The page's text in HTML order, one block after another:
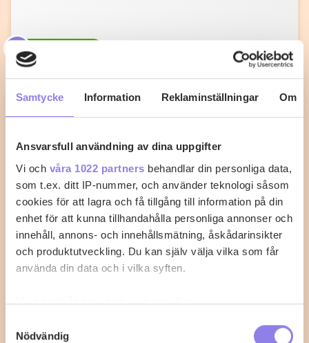
Samtycke Information Reklaminställningar Om
Ansvarsfull användning av dina uppgifter
Vi och våra 1022 partners behandlar din personliga data,
som t.ex. ditt IP-nummer, och använder teknologi såsom
cookies för att lagra och få tillgång till information på din
enhet för att kunna tillhandahålla personliga annonser och
innehåll, annons- och innehållsmätning, åskådarinsikter
och produktutveckling. Du kan själv välja vilka som får
använda din data och i vilka syften.
Med din tillåtelse skulle vi även vilja:
som kan ha en noggrannhet på upp till flera meter
Nödvändig
T
Knafeh med Mascarpone
Mellan Österns delikata bakverk gjord med